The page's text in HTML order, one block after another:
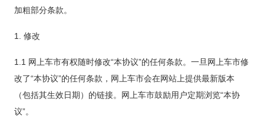
加粗部分条款。
1. 修改
1.1 网上车市有权随时修改“本协议”的任何条款。一旦网上车市修
改了“本协议”的任何条款，网上车市会在网站上提供最新版本
（包括其生效日期）的链接。网上车市鼓励用户定期浏览“本协
议”。